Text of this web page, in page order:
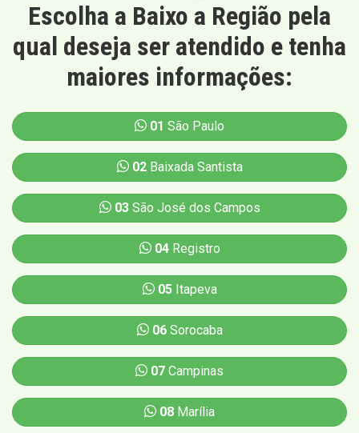
Escolha a Baixo a Região pela
qual deseja ser atendido e tenha
maiores informações:
01 São Paulo
02Baixada Santista
03São José dos Campos
04Registro
05Itapeva
06Sorocaba
07 Campinas
08 Marília